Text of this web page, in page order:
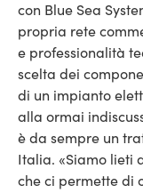
con Blue Sea
propria rete
e professionalità
scelta dei
di un impianto
alla ormai
è da sempre un
Italia. «Siamo lieti
che ci permette di